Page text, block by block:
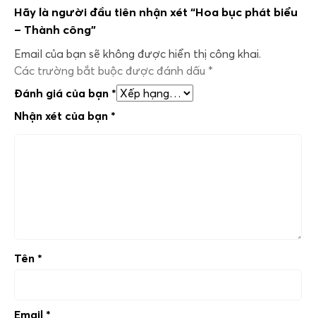
Hãy là người đầu tiên nhận xét “Hoa bục phát biểu
– Thành công”
Email của bạn sẽ không được hiển thị công khai.
Các trường bắt buộc được đánh dấu *
Đánh giá của bạn *
Nhận xét của bạn *
Tên *
Email *